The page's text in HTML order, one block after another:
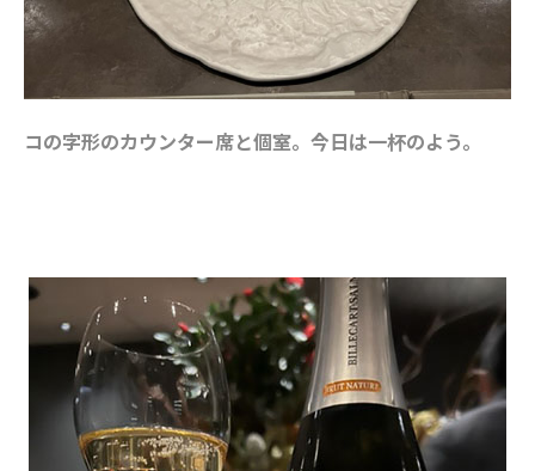
コの字形のカウンター席と個室。今日は一杯のよう。